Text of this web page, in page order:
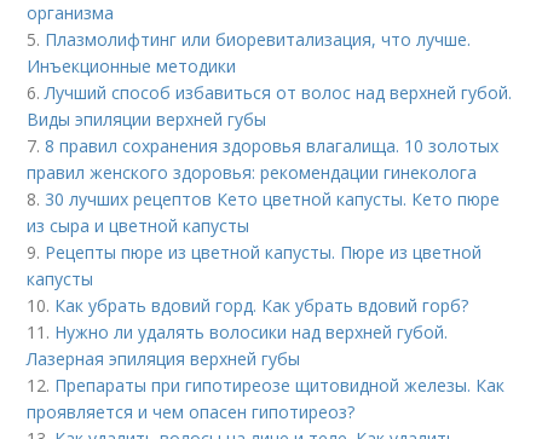
организма
5. Плазмолифтинг или биоревитализация, что лучше.
Инъекционные методики
6.Лучший способ избавиться от волос над верхней губой.
Виды эпиляции верхней губы
7.8 правил сохранения здоровья влагалища. 10 золотых
правил женского здоровья: рекомендации гинеколога
8. 30 лучших рецептов Кето цветной капусты. Кето пюре
из сыра и цветной капусты
9. Рецепты пюре из цветной капусты. Пюре из цветной
капусты
10. Как убрать вдовий горд. Как убрать вдовий горб?
11. Нужно ли удалять волосики над верхней губой.
Лазерная эпиляция верхней губы
12. Препараты при гипотиреозе щитовидной железы. Как
проявляется и чем опасен гипотиреоз?